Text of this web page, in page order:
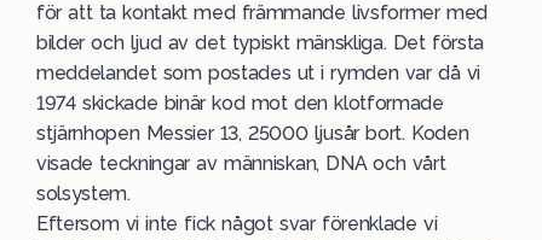
för att ta kontakt med främmande livsformer med
bilder och ljud av det typiskt mänskliga. Det första
meddelandet som postades ut i rymden var då vi
1974 skickade binär kod mot den klotformade
stjärnhopen Messier 13, 25000 ljusår bort. Koden
visade teckningar av människan, DNA och vårt
solsystem.
Eftersom vi inte fick något svar förenklade vi